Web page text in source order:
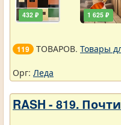
432 ₽ 1 625 ₽
119 ТОВАРОВ. Товары
Орг: Леда
RASH - 819.